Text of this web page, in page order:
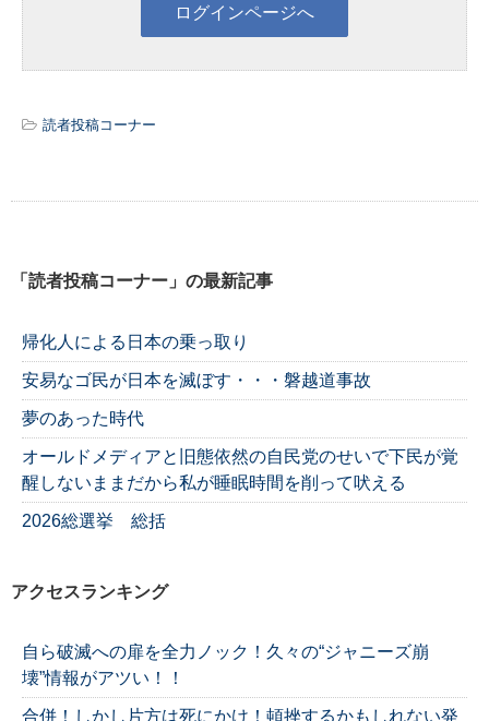
読者投稿コーナー
「読者投稿コーナー」の最新記事
帰化人による日本の乗っ取り
安易なゴ民が日本を滅ぼす・・・磐越道事故
夢のあった時代
オールドメディアと旧態依然の自民党のせいで下民が覚
醒しないままだから私が睡眠時間を削って吠える
2026総選挙 総括
アクセスランキング
自ら破滅への扉を全力ノック！久々の“ジャニーズ崩
壊”情報がアツい！！
合併！しかし片方は死にかけ！頓挫するかもしれない発